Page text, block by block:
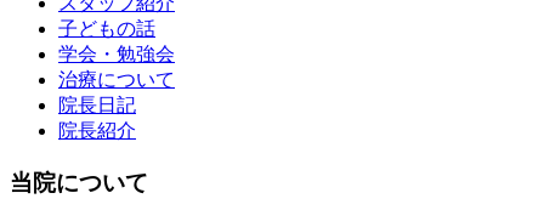
子どもの話
学会・勉強会
治療について
院長日記
院長紹介
当院について